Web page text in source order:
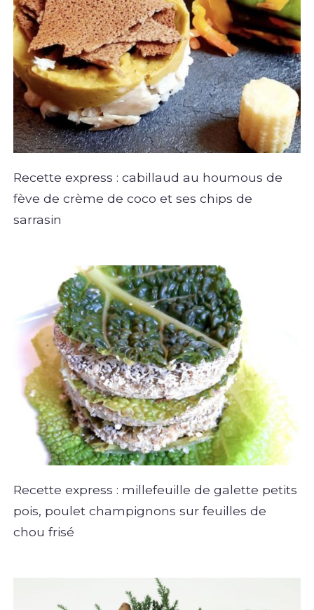
Recette express : cabillaud au houmous de
fève de crème de coco et ses chips de
sarrasin
Recette express : millefeuille de galette petits
pois, poulet champignons sur feuilles de
chou frisé